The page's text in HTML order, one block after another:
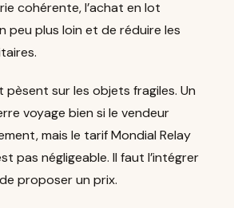
cohérente, l’achat en lot
peu plus loin et de réduire les
pèsent sur les objets fragiles. Un
voyage bien si le vendeur
mais le tarif Mondial Relay
pas négligeable. Il faut l’intégrer
proposer un prix.